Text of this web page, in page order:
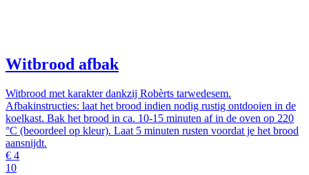
Witbrood afbak
Witbrood met karakter dankzij Robèrts tarwedesem.
Afbakinstructies: laat het brood indien nodig rustig ontdooien in de
koelkast. Bak het brood in ca. 10-15 minuten af in de oven op 220
°C (beoordeel op kleur). Laat 5 minuten rusten voordat je het brood
aansnijdt.
€ 4
10